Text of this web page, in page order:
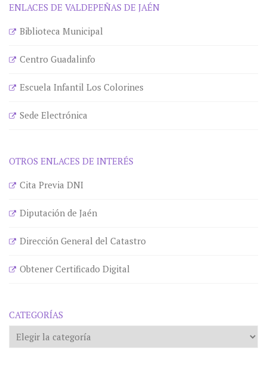
ENLACES DE VALDEPEÑAS DE JAÉN
Biblioteca Municipal
Centro Guadalinfo
Escuela Infantil Los Colorines
Sede Electrónica
OTROS ENLACES DE INTERÉS
Cita Previa DNI
Diputación de Jaén
Dirección General del Catastro
Obtener Certificado Digital
CATEGORÍAS
Categorías